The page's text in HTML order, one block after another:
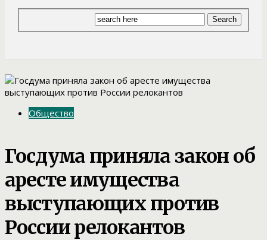
Общество
Госдума приняла закон об
аресте имущества
выступающих против
России релокантов